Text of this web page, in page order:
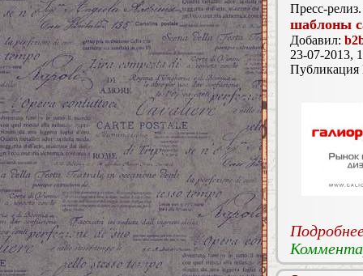
Пресс-релиз.
шаблоны
Добавил:
23-07-2013,